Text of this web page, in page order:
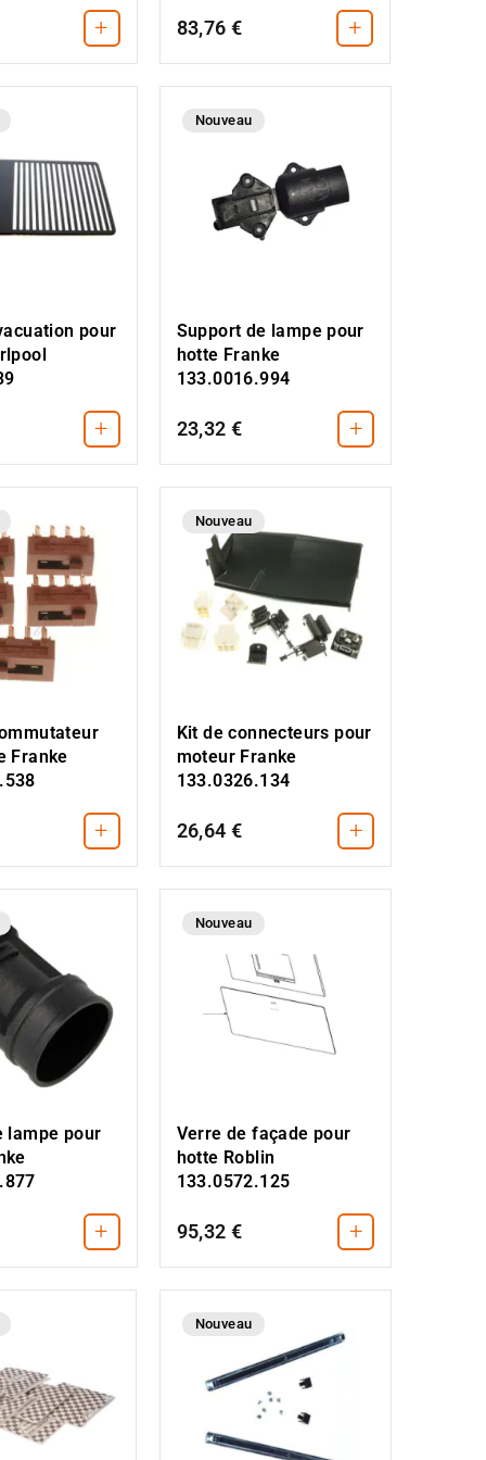
+ 83,76 € +
pour
+
Nouveau
Support de lampe pour
hotte Franke
133.0016.994
23,32 € +
Franke
+
Nouveau
Kit de connecteurs pour
moteur Franke
133.0326.134
26,64 € +
lampe pour
+
Nouveau
Verre de façade pour
hotte Roblin
133.0572.125
95,32 € +
Nouveau